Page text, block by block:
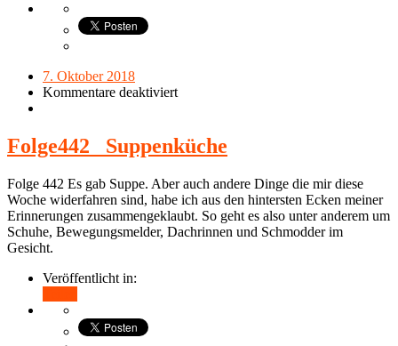
7. Oktober 2018
Kommentare deaktiviert
Folge442_ Suppenküche
Folge 442 Es gab Suppe. Aber auch andere Dinge die mir diese
Woche widerfahren sind, habe ich aus den hintersten Ecken meiner
Erinnerungen zusammengeklaubt. So geht es also unter anderem um
Schuhe, Bewegungsmelder, Dachrinnen und Schmodder im
Gesicht.
Veröffentlicht in: